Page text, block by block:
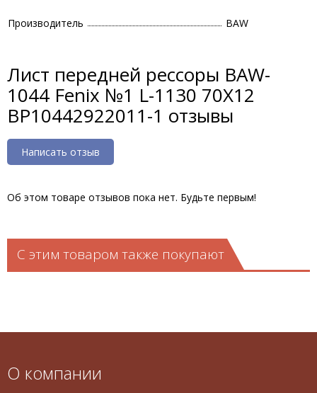
Производитель BAW
Лист передней рессоры BAW-
1044 Fenix №1 L-1130 70X12
BP10442922011-1 отзывы
Написать отзыв
Об этом товаре отзывов пока нет. Будьте первым!
С этим товаром также покупают
О компании